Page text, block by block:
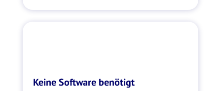
Keine Software benötigt